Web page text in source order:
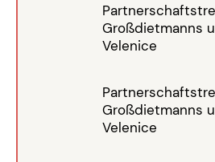
Großdietmanns
Velenice
Großdietmanns
Velenice